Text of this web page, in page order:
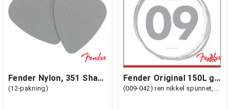
Fender Nylon, 351 Shape, .73
(12-pakning)
Fender Original 150L gitarstrenger 3-pk
(009-042) ren nikkel spunnet, kule-ende